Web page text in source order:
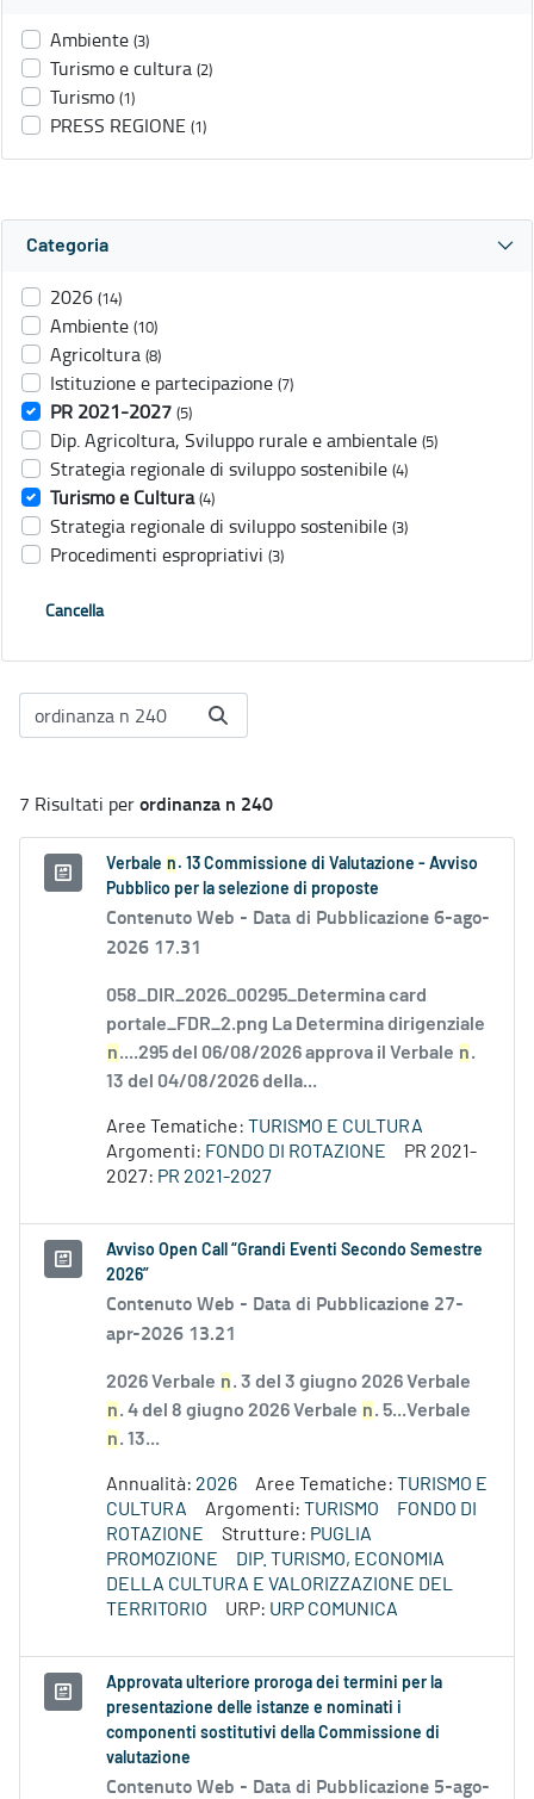
Ambiente (3)
Turismo e cultura (2)
Turismo (1)
PRESS REGIONE (1)
Categoria
2026 (14)
Ambiente (10)
Agricoltura (8)
Istituzione e partecipazione (7)
PR 2021-2027 (5)
Dip. Agricoltura, Sviluppo rurale e ambientale (5)
Strategia regionale di sviluppo sostenibile (4)
Turismo e Cultura (4)
Strategia regionale di sviluppo sostenibile (3)
Procedimenti espropriativi (3)
Cancella
7 Risultati perordinanza n 240
Verbale n . 13 Commissione di Valutazione - Avviso
Pubblico per la selezione di proposte
Contenuto Web - Data di Pubblicazione 6-ago-
2026 17.31
058_DIR_2026_00295_Determina card
portale_FDR_2.png La Determina dirigenziale
n....295 del 06/08/2026 approva il Verbale n.
13 del 04/08/2026 della...
Aree Tematiche: TURISMO E CULTURA
Argomenti: FONDO DI ROTAZIONE
PR 2021-
2027: PR 2021-2027
Avviso Open Call “Grandi Eventi Secondo Semestre
2026”
Contenuto Web - Data di Pubblicazione 27-
apr-2026 13.21
2026 Verbale n. 3 del 3 giugno 2026 Verbale
n. 4 del 8 giugno 2026 Verbale n. 5...Verbale
n. 13...
Annualità: 2026 Aree Tematiche: TURISMO E
CULTURA
Argomenti: TURISMO
FONDO DI
ROTAZIONE
Strutture: PUGLIA
PROMOZIONE
DIP. TURISMO, ECONOMIA
DELLA CULTURA E VALORIZZAZIONE DEL
TERRITORIO
URP: URP COMUNICA
Approvata ulteriore proroga dei termini per la
presentazione delle istanze e nominati i
componenti sostitutivi della Commissione di
valutazione
Contenuto Web - Data di Pubblicazione 5-ago-